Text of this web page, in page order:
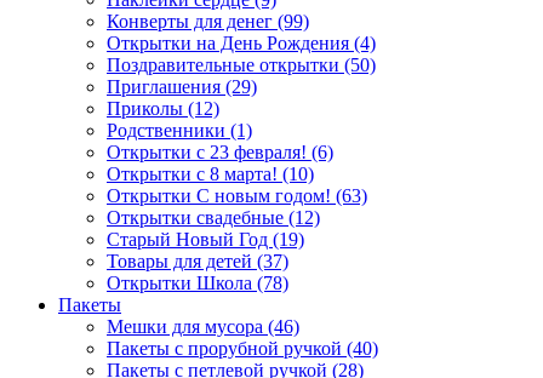
Конверты для денег (99)
Открытки на День Рождения (4)
Поздравительные открытки (50)
Приглашения (29)
Приколы (12)
Родственники (1)
Открытки с 23 февраля! (6)
Открытки с 8 марта! (10)
Открытки С новым годом! (63)
Открытки свадебные (12)
Старый Новый Год (19)
Товары для детей (37)
Открытки Школа (78)
Пакеты
Мешки для мусора (46)
Пакеты с прорубной ручкой (40)
Пакеты с петлевой ручкой (28)